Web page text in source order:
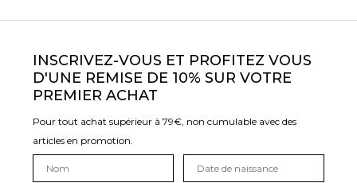
INSCRIVEZ-VOUS ET PROFITEZ VOUS
D'UNE REMISE DE 10% SUR VOTRE
PREMIER ACHAT
Pour tout achat supérieur à 79€, non cumulable avec des
articles en promotion.